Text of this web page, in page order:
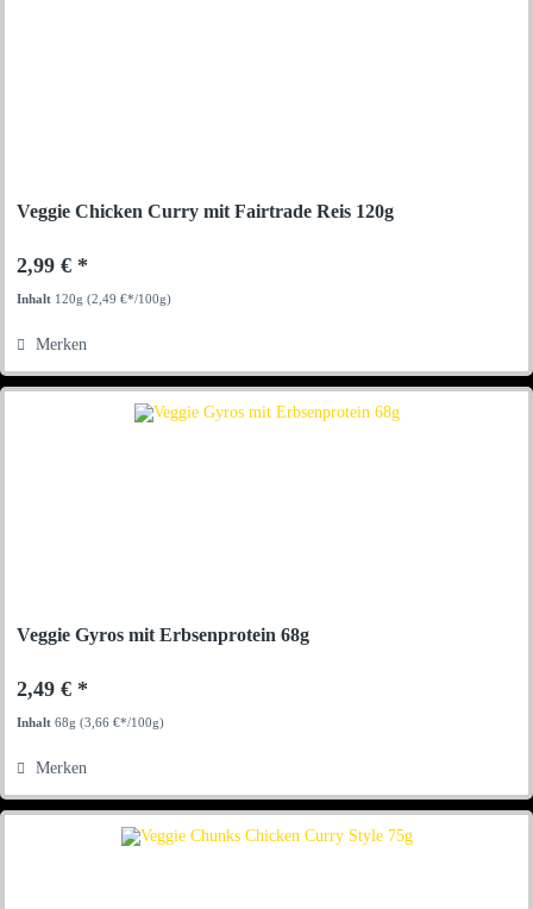
Veggie Chicken Curry mit Fairtrade Reis 120g
2,99 € *
Inhalt 120g(2,49 €*/100g)
Merken
Veggie Gyros mit Erbsenprotein 68g
2,49 € *
Inhalt68g(3,66 €*/100g)
Merken